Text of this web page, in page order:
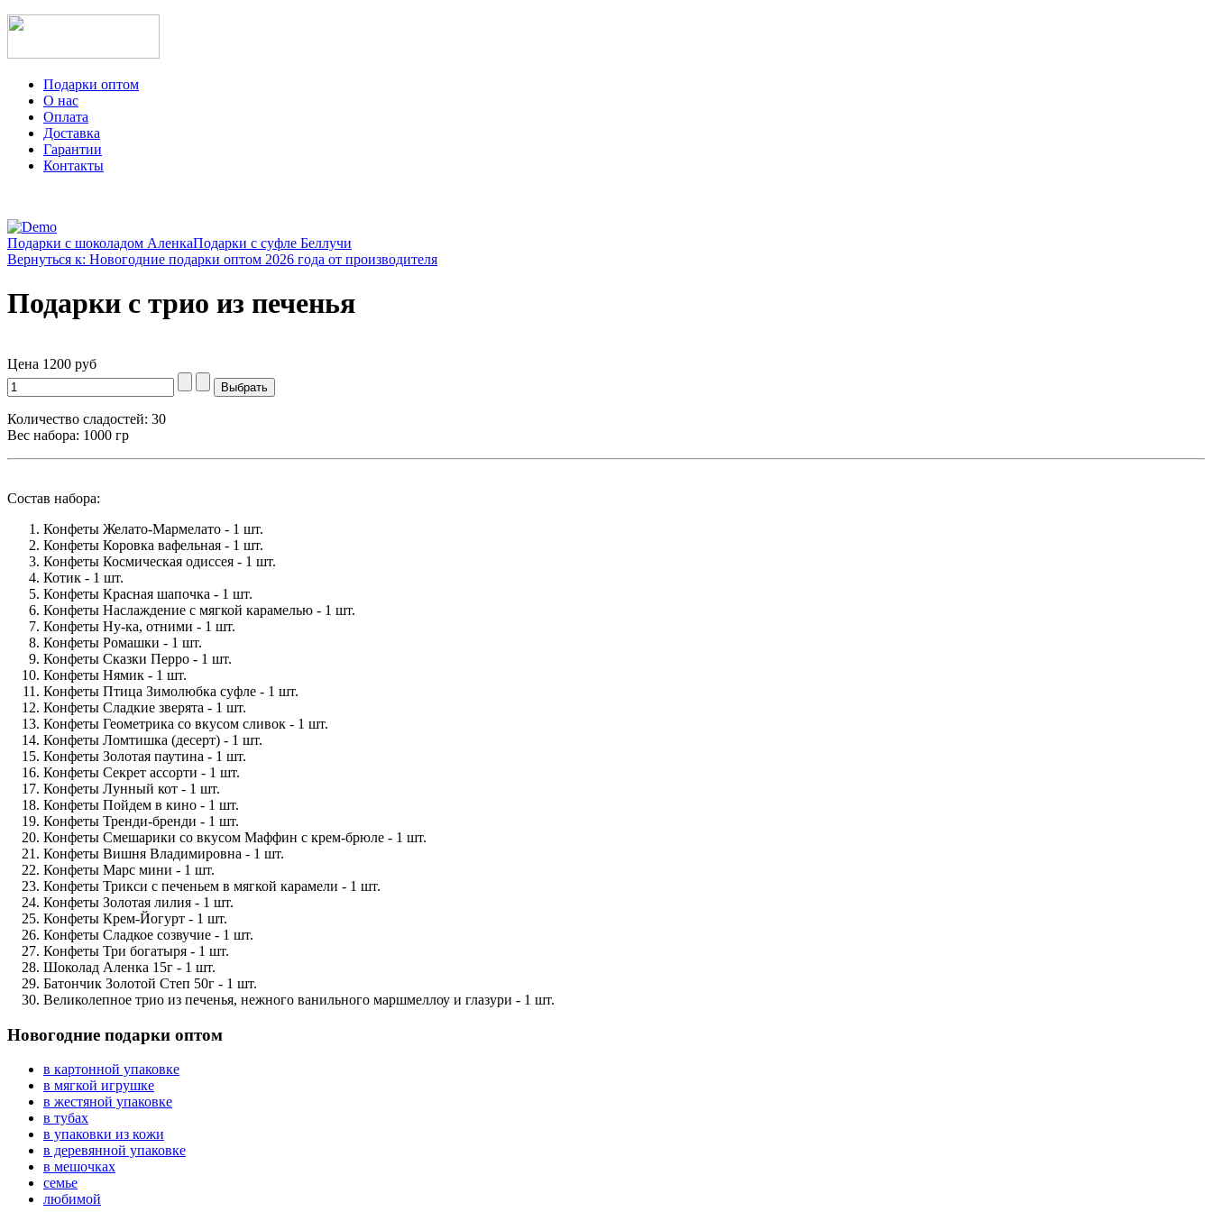
Подарки оптом
О нас
Оплата
Доставка
Гарантии
Контакты
Подарки с шоколадом АленкаПодарки с суфле Беллучи
Вернуться к: Новогодние подарки оптом 2026 года от производителя
Подарки с трио из печенья
Цена 1200 руб
Количество сладостей: 30
Вес набора: 1000 гр
Состав набора:
Конфеты Желато-Мармелато - 1 шт.
Конфеты Коровка вафельная - 1 шт.
Конфеты Космическая одиссея - 1 шт.
Котик - 1 шт.
Конфеты Красная шапочка - 1 шт.
Конфеты Наслаждение с мягкой карамелью - 1 шт.
Конфеты Ну-ка, отними - 1 шт.
Конфеты Ромашки - 1 шт.
Конфеты Сказки Перро - 1 шт.
Конфеты Нямик - 1 шт.
Конфеты Птица Зимолюбка суфле - 1 шт.
Конфеты Сладкие зверята - 1 шт.
Конфеты Геометрика со вкусом сливок - 1 шт.
Конфеты Ломтишка (десерт) - 1 шт.
Конфеты Золотая паутина - 1 шт.
Конфеты Секрет ассорти - 1 шт.
Конфеты Лунный кот - 1 шт.
Конфеты Пойдем в кино - 1 шт.
Конфеты Тренди-бренди - 1 шт.
Конфеты Смешарики со вкусом Маффин с крем-брюле - 1 шт.
Конфеты Вишня Владимировна - 1 шт.
Конфеты Марс мини - 1 шт.
Конфеты Трикси с печеньем в мягкой карамели - 1 шт.
Конфеты Золотая лилия - 1 шт.
Конфеты Крем-Йогурт - 1 шт.
Конфеты Сладкое созвучие - 1 шт.
Конфеты Три богатыря - 1 шт.
Шоколад Аленка 15г - 1 шт.
Батончик Золотой Степ 50г - 1 шт.
Великолепное трио из печенья, нежного ванильного маршмеллоу и глазури - 1 шт.
Новогодние подарки оптом
в картонной упаковке
в мягкой игрушке
в жестяной упаковке
в тубах
в упаковки из кожи
в деревянной упаковке
в мешочках
семье
любимой